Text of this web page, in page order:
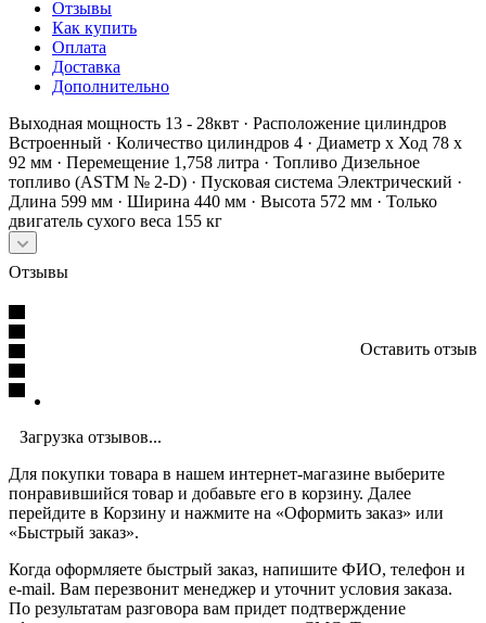
Отзывы
Как купить
Оплата
Доставка
Дополнительно
Выходная мощность 13 - 28квт · Расположение цилиндров
Встроенный · Количество цилиндров 4 · Диаметр x Ход 78 x
92 мм · Перемещение 1,758 литра · Топливо Дизельное
топливо (ASTM № 2-D) · Пусковая система Электрический ·
Длина 599 мм · Ширина 440 мм · Высота 572 мм · Только
двигатель сухого веса 155 кг
Отзывы
Оставить отзыв
Загрузка отзывов...
Для покупки товара в нашем интернет-магазине выберите
понравившийся товар и добавьте его в корзину. Далее
перейдите в Корзину и нажмите на «Оформить заказ» или
«Быстрый заказ».
Когда оформляете быстрый заказ, напишите ФИО, телефон и
e-mail. Вам перезвонит менеджер и уточнит условия заказа.
По результатам разговора вам придет подтверждение